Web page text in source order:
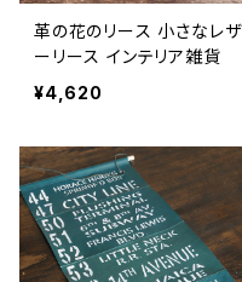
革の花のリース 小さなレザ
ーリース インテリア雑貨
¥4,620